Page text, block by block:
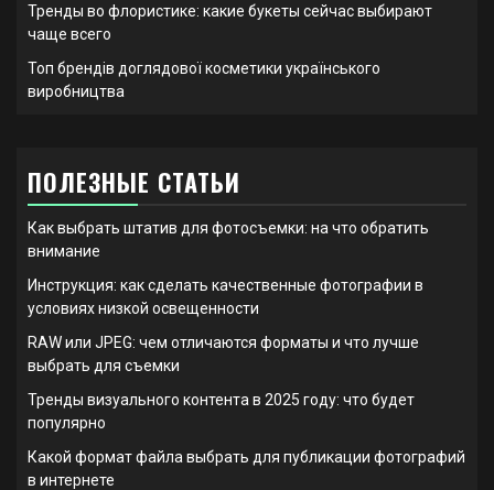
Тренды во флористике: какие букеты сейчас выбирают
чаще всего
Топ брендів доглядової косметики українського
виробництва
ПОЛЕЗНЫЕ СТАТЬИ
Как выбрать штатив для фотосъемки: на что обратить
внимание
Инструкция: как сделать качественные фотографии в
условиях низкой освещенности
RAW или JPEG: чем отличаются форматы и что лучше
выбрать для съемки
Тренды визуального контента в 2025 году: что будет
популярно
Какой формат файла выбрать для публикации фотографий
в интернете